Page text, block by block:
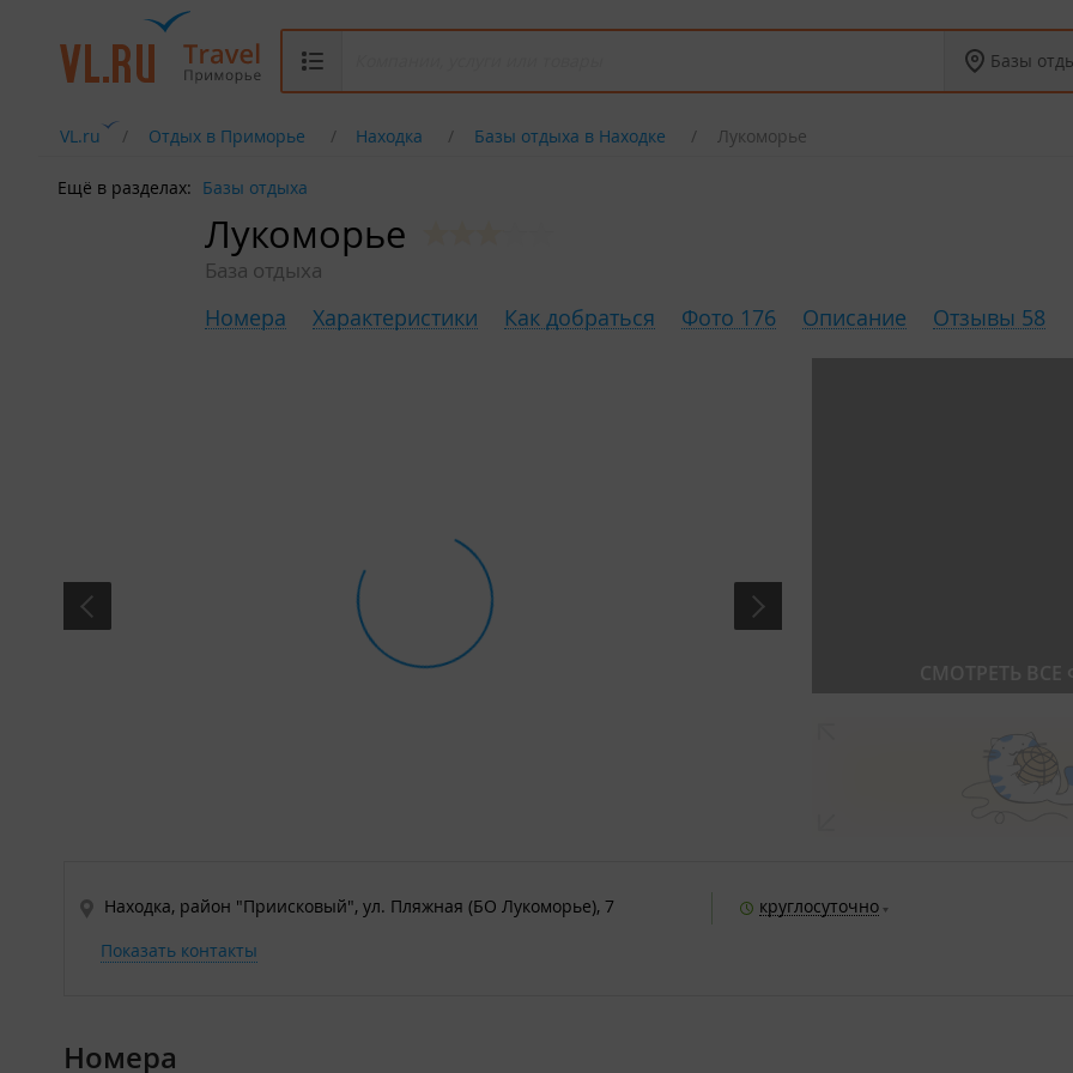
Базы
VL.ru Отдых в Приморье Находка Базы отдыха в Находке Лукоморье
Ещё в разделах: Базы отдыха
Лукоморье
База отдыха
Номера Характеристики Как добраться Фото 176 Описание Отзывы 58
Находка, район "Приисковый", ул. Пляжная (БО Лукоморье), 7
круглосуточно
Показать контакты
Номера